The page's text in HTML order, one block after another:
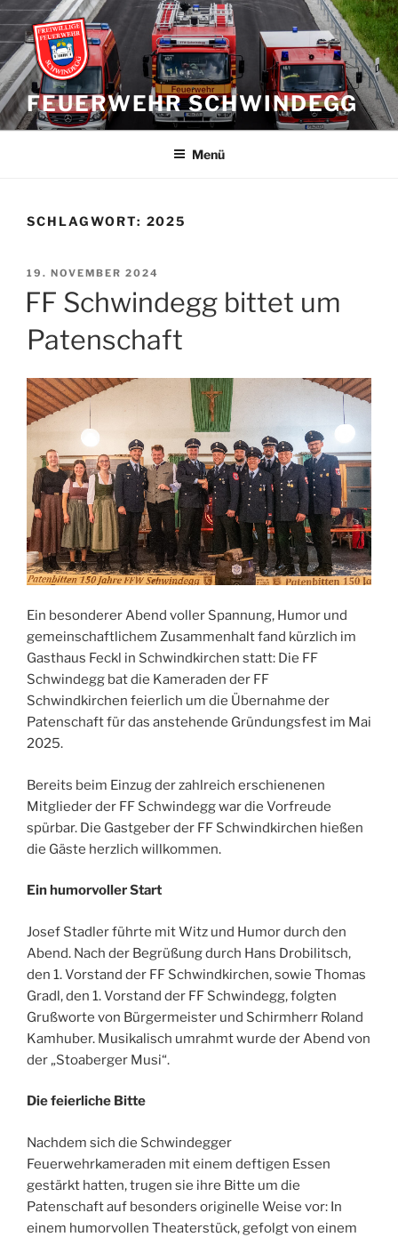
Zum
Inhalt
springen
FEUERWEHR SCHWINDEGG
Menü
SCHLAGWORT: 2025
VERÖFFENTLICHT
19. NOVEMBER 2024
FF Schwindegg bittet um
Patenschaft
Ein besonderer Abend voller Spannung, Humor und
gemeinschaftlichem Zusammenhalt fand kürzlich im
Gasthaus Feckl in Schwindkirchen statt: Die FF
Schwindegg bat die Kameraden der FF
Schwindkirchen feierlich um die Übernahme der
Patenschaft für das anstehende Gründungsfest im Mai
2025.
Bereits beim Einzug der zahlreich erschienenen
Mitglieder der FF Schwindegg war die Vorfreude
spürbar. Die Gastgeber der FF Schwindkirchen hießen
die Gäste herzlich willkommen.
Ein humorvoller Start
Josef Stadler führte mit Witz und Humor durch den
Abend. Nach der Begrüßung durch Hans Drobilitsch,
den 1. Vorstand der FF Schwindkirchen, sowie Thomas
Gradl, den 1. Vorstand der FF Schwindegg, folgten
Grußworte von Bürgermeister und Schirmherr Roland
Kamhuber. Musikalisch umrahmt wurde der Abend von
der „Stoaberger Musi“.
Die feierliche Bitte
Nachdem sich die Schwindegger
Feuerwehrkameraden mit einem deftigen Essen
gestärkt hatten, trugen sie ihre Bitte um die
Patenschaft auf besonders originelle Weise vor: In
einem humorvollen Theaterstück, gefolgt von einem